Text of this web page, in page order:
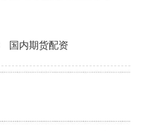
国内期货配资